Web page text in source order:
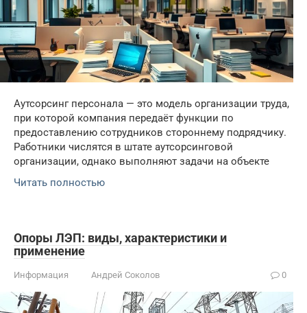
Аутсорсинг персонала — это модель организации труда,
при которой компания передаёт функции по
предоставлению сотрудников стороннему подрядчику.
Работники числятся в штате аутсорсинговой
организации, однако выполняют задачи на объекте
Читать полностью
Опоры ЛЭП: виды, характеристики и
применение
Информация Андрей Соколов 0